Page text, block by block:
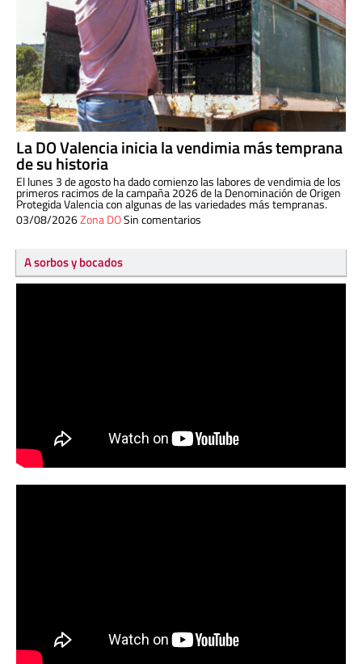
La DO Valencia inicia la vendimia más temprana
de su historia
El lunes 3 de agosto ha dado comienzo las labores de vendimia de los
primeros racimos de la campaña 2026 de la Denominación de Origen
Protegida Valencia con algunas de las variedades más tempranas.
03/08/2026Zona DOSin comentarios
A sorbos y bocados